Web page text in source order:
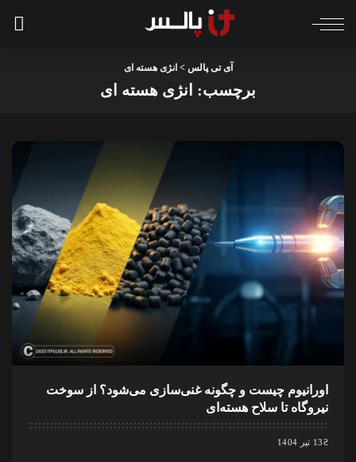
آی تی پالس > انژی هسته ای
برچسب: انژی هسته ای
اورانیوم چیست و چگونه غنی‌سازی می‌شود؟ از سوخت
نیروگاه تا سلاح هسته‌ای
13 تیر 1404